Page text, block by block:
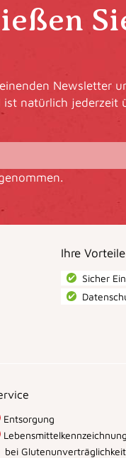
Newsletter
natürlich jederzeit
Ihre Vorteile
Sicher
Entsorgung
Lebensmittelkennzeichnung
bei Glutenunverträglichkeit